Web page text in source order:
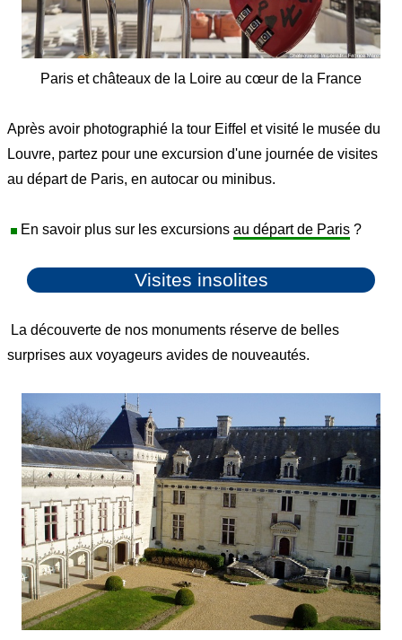
Paris et châteaux de la Loire au cœur de la France
Après avoir photographié la tour Eiffel et visité le musée du
Louvre, partez pour une excursion d'une journée de visites
au départ de Paris, en autocar ou minibus.
En savoir plus sur les excursions au départ de Paris ?
Visites insolites
La découverte de nos monuments réserve de belles
surprises aux voyageurs avides de nouveautés.